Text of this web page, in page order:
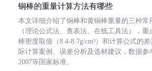
铜棒的重量计算方法有哪些
本文详细介绍了铜棒和黄铜棒重量的三种常
（理论公式法、查表法、在线工具法），重
棒密度取值（8.4-8.7g/cm³）和计算公式的
际计算案例、误差分析及选材建议，数据参
2007等国家标准。